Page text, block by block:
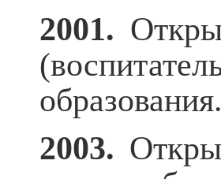
2001.
образования.
2003.